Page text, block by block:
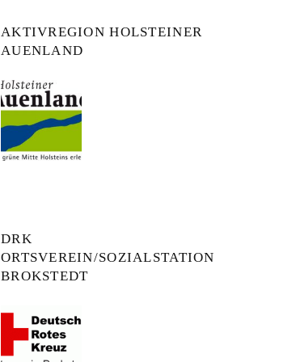
AKTIVREGION HOLSTEINER
AUENLAND
DRK
ORTSVEREIN/SOZIALSTATION
BROKSTEDT